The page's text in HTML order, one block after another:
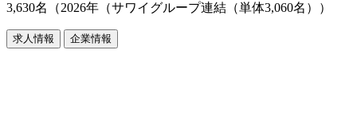
3,630名（2026年（サワイグループ連結（単体3,060名））
求人情報 企業情報